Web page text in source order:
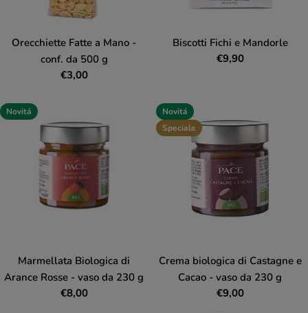
Orecchiette Fatte a Mano -
conf. da 500 g
Prezzo
€3,00
Biscotti Fichi e Mandorle
Prezzo
€9,90
Novitá
Marmellata Biologica di
Arance Rosse - vaso da 230 g
Prezzo
€8,00
Novitá
Speciale
Crema biologica di Castagne e
Cacao - vaso da 230 g
Prezzo
€9,00